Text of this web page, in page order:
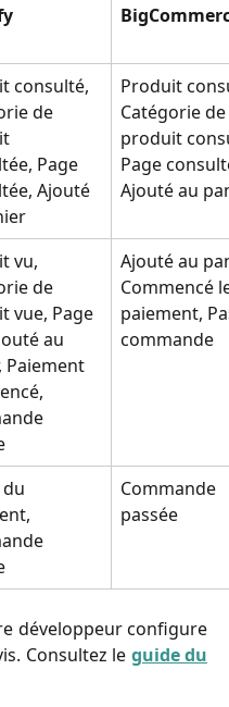
consulté,
de
Page
Ajouté
Produit
Catégorie de
produit
Page
Ajouté au
vu,
de
vue, Page
au
Paiement
Ajouté au
Commencé
paiement,
commande
Commande
passée
développeur configure
Consultez le guide du